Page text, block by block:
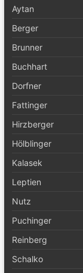
Aytan
Berger
Brunner
Buchhart
Dorfner
Fattinger
Hirzberger
Hölblinger
Kalasek
Leptien
Nutz
Puchinger
Reinberg
Schalko